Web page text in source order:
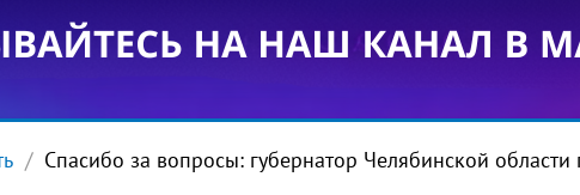
Спасибо за вопросы: губернатор Челябинской